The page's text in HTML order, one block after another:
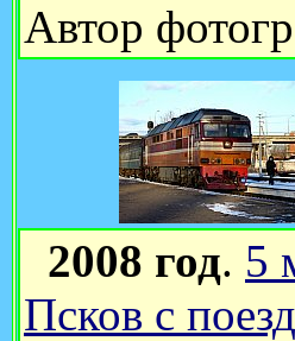
Автор
2008 год. 5
Псков с